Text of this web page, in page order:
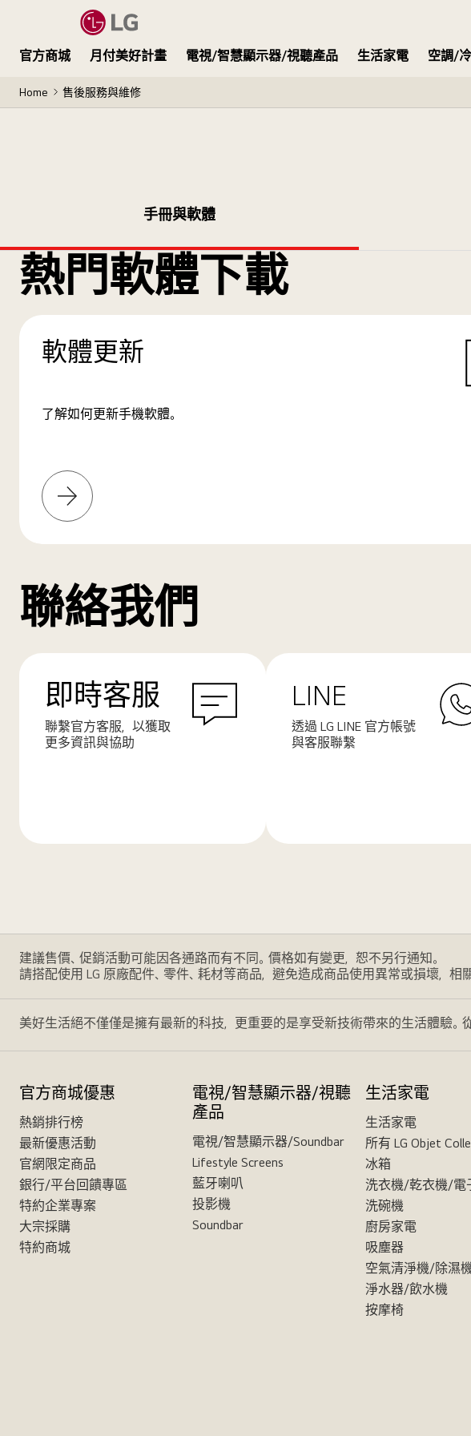
官方商城 月付美好計畫 電視/智慧顯示器/視聽產品 生活家電 空調/
Home 售後服務與維修
手冊與軟體
熱門軟體下載
軟體更新
了解如何更新手機軟體。
解
更
聯絡我們
即時客服
聯繫官方客服，以獲取
更多資訊與協助
LINE
透過 LG LINE 官方帳號
與客服聯繫
建議售價、促銷活動可能因各通路而有不同。價格如有變更，恕不另行通知。
請搭配使用 LG 原廠配件、零件、耗材等商品，避免造成商品使用異常或損壞，相
美好生活絕不僅僅是擁有最新的科技，更重要的是享受新技術帶來的生活體驗。
官方商城優惠
熱銷排行榜
最新優惠活動
官網限定商品
銀行/平台回饋專區
特約企業專案
大宗採購
特約商城
電視/智慧顯示器/視聽
產品
電視/智慧顯示器/Soundbar
Lifestyle Screens
藍牙喇叭
投影機
Soundbar
生活家電
生活家電
所有 LG Objet
冰箱
洗衣機/乾衣機/電
洗碗機
廚房家電
吸塵器
空氣清淨機/除濕
淨水器/飲水機
按摩椅